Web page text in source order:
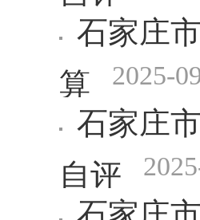
石家庄
算 2025-
石家庄
自评